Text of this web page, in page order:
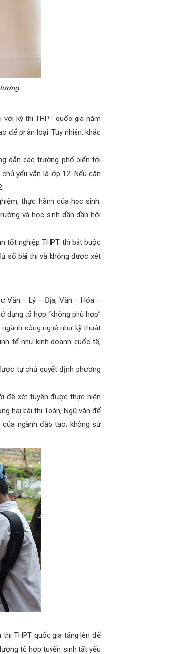
với kỳ thi THPT quốc gia năm
để phân loại. Tuy nhiên, khác
dẫn các trường phổ biến tới
yếu vẫn là lớp 12. Nếu căn
thực hành của học sinh.
và học sinh dần dần hội
tốt nghiệp THPT thì bắt buộc
số bài thi và không được xét
Văn – Lý – Địa, Văn – Hóa –
dụng tổ hợp “không phù hợp”
công nghệ như kỹ thuật
tế như kinh doanh quốc tế,
tự chủ quyết định phương
để xét tuyển được thực hiện
hai bài thi Toán, Ngữ văn để
ngành đào tạo; không sử
THPT quốc gia tăng lên để
tổ hợp tuyển sinh tất yếu